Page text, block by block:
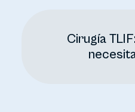
Cirugía